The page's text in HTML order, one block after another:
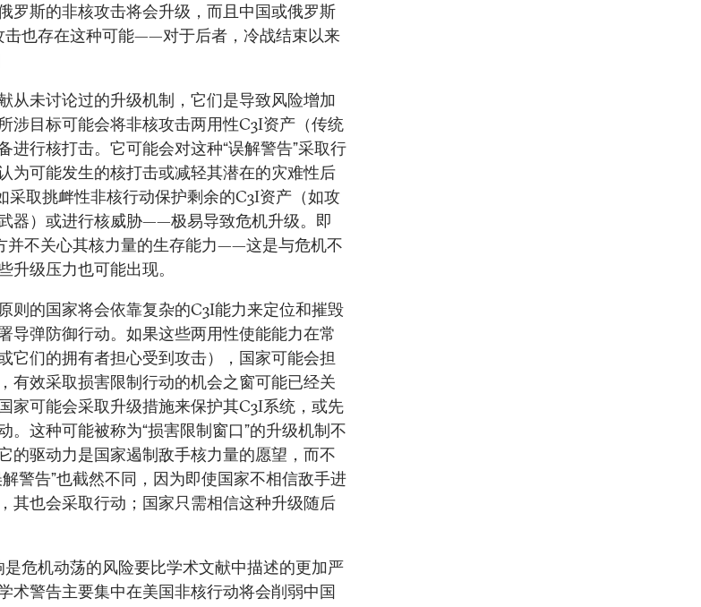
罗斯的非核攻击将会升级，而且中国或俄罗斯
击也存在这种可能——对于后者，冷战结束以来
从未讨论过的升级机制，它们是导致风险增加
涉目标可能会将非核攻击两用性C3I资产（传统
进行核打击。它可能会对这种“误解警告”采取行
为可能发生的核打击或减轻其潜在的灾难性后
取挑衅性非核行动保护剩余的C3I资产（如攻
器）或进行核威胁——极易导致危机升级。即
并不关心其核力量的生存能力——这是与危机不
升级压力也可能出现。
则的国家将会依靠复杂的C3I能力来定位和摧毁
导弹防御行动。如果这些两用性使能能力在常
它们的拥有者担心受到攻击），国家可能会担
有效采取损害限制行动的机会之窗可能已经关
家可能会采取升级措施来保护其C3I系统，或先
。这种可能被称为“损害限制窗口”的升级机制不
的驱动力是国家遏制敌手核力量的愿望，而不
警告”也截然不同，因为即使国家不相信敌手进
其也会采取行动；国家只需相信这种升级随后
危机动荡的风险要比学术文献中描述的更加严
术警告主要集中在美国非核行动将会削弱中国